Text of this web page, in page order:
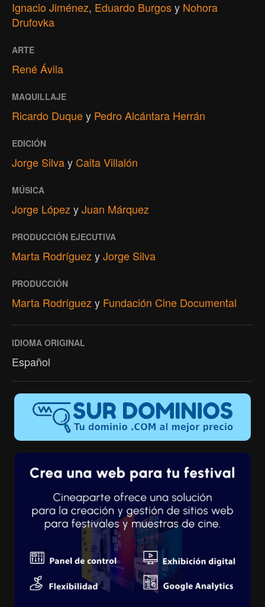
Ignacio Jiménez, Eduardo Burgosy Nohora
Drufovka
ARTE
René Ávila
MAQUILLAJE
Ricardo Duquey Pedro Alcántara Herrán
EDICIÓN
Jorge Silvay Caita Villalón
MÚSICA
Jorge López yJuan Márquez
PRODUCCIÓN EJECUTIVA
Marta Rodríguez yJorge Silva
PRODUCCIÓN
Marta Rodríguez y Fundación Cine Documental
IDIOMA ORIGINAL
Español